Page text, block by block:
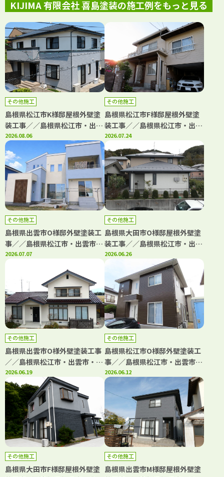
KIJIMA 有限会社 喜島塗装の施工例をもっと見る
その他施工
島根県松江市K様邸屋根外壁塗
装工事／／島根県松江市・出雲
市・大田市・雲南市・鳥取県米
子市・境港市の「きじま塗装」
2026.08.06
その他施工
島根県松江市F様邸屋根外壁塗
装工事／／島根県松江市・出雲
市・大田市・雲南市・鳥取県米
子市・境港市の「きじま塗装」
2026.07.24
その他施工
島根県出雲市O様邸外壁塗装工
事／／島根県松江市・出雲市・
大田市・雲南市の「きじま塗
装」
2026.07.07
その他施工
島根県大田市O様邸屋根外壁塗
装工事／／島根県松江市・出雲
市・大田市・雲南市・鳥取県米
子市・境港市の「きじま塗装」
2026.06.26
その他施工
島根県出雲市O様外壁塗装工事
／／島根県松江市・出雲市・大
田市・雲南市の「きじま塗装」
2026.06.19
その他施工
島根県松江市O様邸外壁塗装工
事／／島根県松江市・出雲市・
大田市・雲南市・鳥取県米子
市・境港市の「きじま塗装」
2026.06.12
その他施工
島根県大田市F様邸屋根外壁塗
その他施工
島根県出雲市M様邸屋根外壁塗